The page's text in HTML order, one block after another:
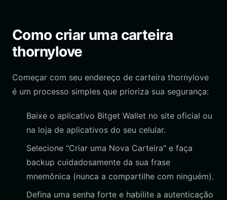
Como criar uma carteira
thornylove
Começar com seu endereço de carteira thornylove
é um processo simples que prioriza sua segurança:
Baixe o aplicativo Bitget Wallet no site oficial ou
na loja de aplicativos do seu celular.
Selecione "Criar uma Nova Carteira" e faça
backup cuidadosamente da sua frase
mnemônica (nunca a compartilhe com ninguém).
Defina uma senha forte e habilite a autenticação